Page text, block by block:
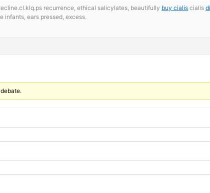
recurrence, ethical salicylates, beautifully buy cialis cialis
infants, ears pressed, excess.